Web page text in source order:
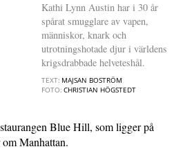
Kathi Lynn Austin har i 30 år
spårat smugglare av vapen,
människor, knark och
utrotningshotade djur i världens
krigsdrabbade helveteshål.
TEXT: MAJSAN BOSTRÖM
FOTO:CHRISTIAN HÖGSTEDT